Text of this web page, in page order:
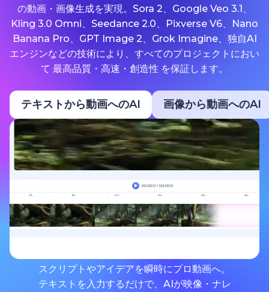
の動画・画像生成を実現。Sora 2、Google Veo 3.1、
Kling 3.0 Omni、Seedance 2.0、Pixverse V6、Nano
Banana Pro、GPT Image 2、Grok Imagine、独自AI
エンジンなどの技術により、すべてのプロジェクトにおい
て 最高品質・高速・創造性 を保証します。
テキストから動画へのAI 画像から動画へのAI
スクリプトやアイデアを瞬時にプロ動画へ。
テキストを入力するだけで、AIが映像・ナレ